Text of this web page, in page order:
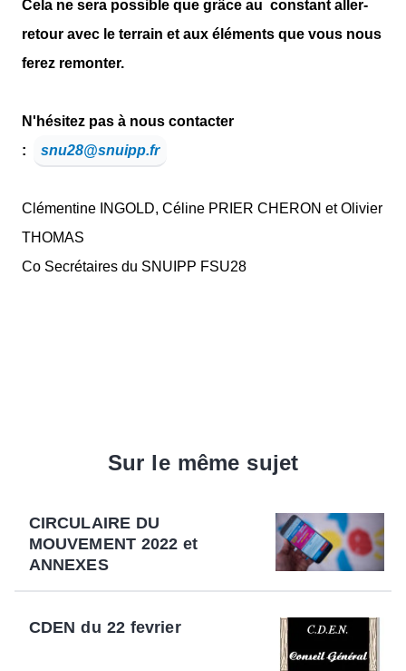
Cela ne sera possible que grâce au constant aller-
retour avec le terrain et aux éléments que vous nous
ferez remonter.
N'hésitez pas à nous contacter
:
snu28@snuipp.fr
Clémentine INGOLD, Céline PRIER CHERON et Olivier
THOMAS
Co Secrétaires du SNUIPP FSU28
Sur le même sujet
CIRCULAIRE DU
MOUVEMENT 2022 et
ANNEXES
CDEN du 22 fevrier